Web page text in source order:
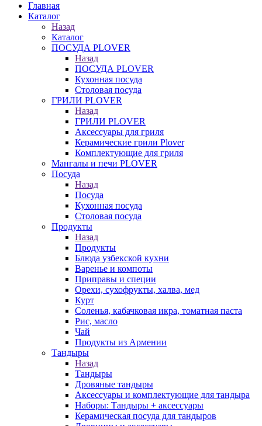
Главная
Каталог
Назад
Каталог
ПОСУДА PLOVER
Назад
ПОСУДА PLOVER
Кухонная посуда
Столовая посуда
ГРИЛИ PLOVER
Назад
ГРИЛИ PLOVER
Аксессуары для гриля
Керамические грили Plover
Комплектующие для гриля
Мангалы и печи PLOVER
Посуда
Назад
Посуда
Кухонная посуда
Столовая посуда
Продукты
Назад
Продукты
Блюда узбекской кухни
Варенье и компоты
Приправы и специи
Орехи, сухофрукты, халва, мед
Курт
Соленья, кабачковая икра, томатная паста
Рис, масло
Чай
Продукты из Армении
Тандыры
Назад
Тандыры
Дровяные тандыры
Аксессуары и комплектующие для тандыра
Наборы: Тандыры + аксессуары
Керамическая посуда для тандыров